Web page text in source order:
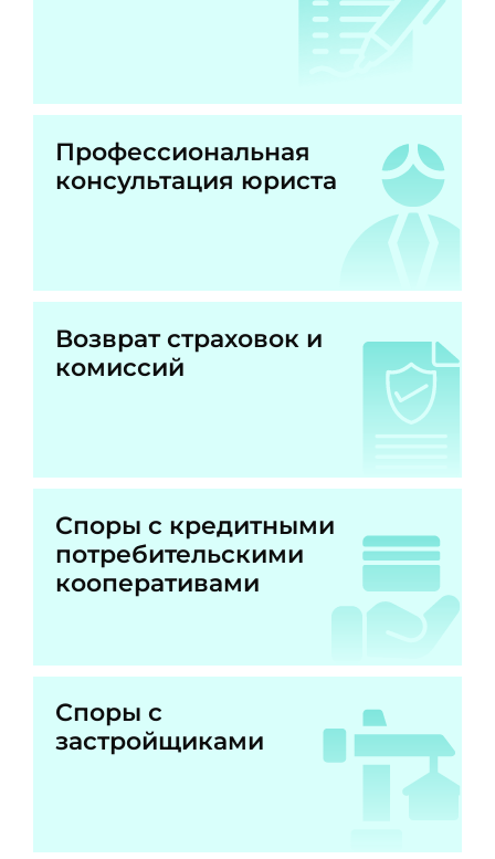
Профессиональная
консультация юриста
Возврат страховок и
комиссий
Споры с кредитными
потребительскими
кооперативами
Споры с
застройщиками